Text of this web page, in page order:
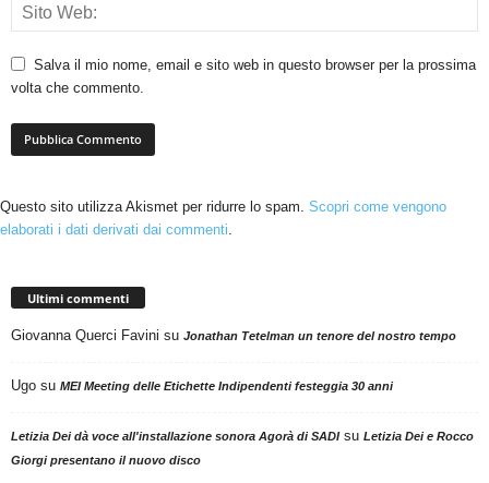
Salva il mio nome, email e sito web in questo browser per la prossima
volta che commento.
Questo sito utilizza Akismet per ridurre lo spam. Scopri come vengono
elaborati i dati derivati dai commenti.
Ultimi commenti
Giovanna Querci Favini su Jonathan Tetelman un tenore del nostro tempo
Ugo su MEI Meeting delle Etichette Indipendenti festeggia 30 anni
Letizia Dei dà voce all'installazione sonora Agorà di SADIsu Letizia Dei e Rocco
Giorgi presentano il nuovo disco